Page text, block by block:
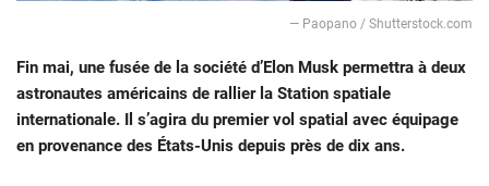
— Paopano / Shutterstock.com
Fin mai, une fusée de la société d’Elon Musk permettra à deux
astronautes américains de rallier la Station spatiale
internationale. Il s’agira du premier vol spatial avec équipage
en provenance des États-Unis depuis près de dix ans.